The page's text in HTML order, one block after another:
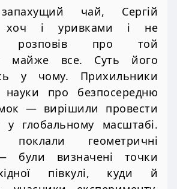
чай, Сергій
хоч і уривками і не
розповів про той
майже все. Суть його
у чому. Прихильники
науки про безпосередню
— вирішили провести
у глобальному масштабі.
геометричні
були визначені точки
півкулі, куди й